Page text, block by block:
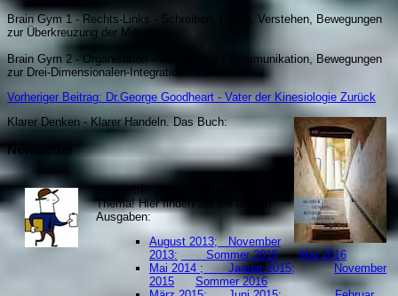
Brain Gym 1 - Rechts-Links - Schreiben, Lesen, Verstehen, Bewegungen
zur Überkreuzung der Mittellinie
Brain Gym 2 - Organisation - Verständnis - Kommunikation, Bewegungen
zur Drei-Dimensionalen-Integration
Vorheriger Beitrag: Dr.George Goodheart - Vater der Kinesiologie Zurück
Klarer Denken - Klarer Handeln. Das Buch:
Newsletter
Newsletter verpasst? Kein
Thema! Hier finden Sie die letzten
Ausgaben:
August 2013;November
2013:
Sommer 2015
Mai 2016
Mai 2014 ; Januar 2015;
November
2015
Sommer 2016